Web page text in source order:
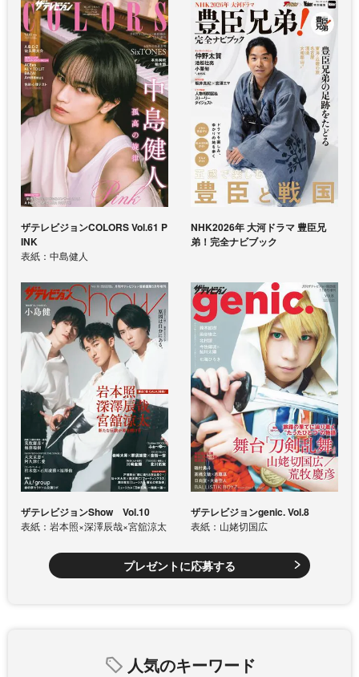
ザテレビジョンCOLORS Vol.61 P
INK
表紙：中島健人
NHK2026年 大河ドラマ 豊臣兄
弟！完全ナビブック
ザテレビジョンShow Vol.10
表紙：岩本照×深澤辰哉×宮舘涼太
ザテレビジョンgenic. Vol.8
表紙：山姥切国広
プレゼントに応募する
人気のキーワード